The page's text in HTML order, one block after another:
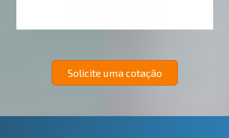
Solicite uma cotação